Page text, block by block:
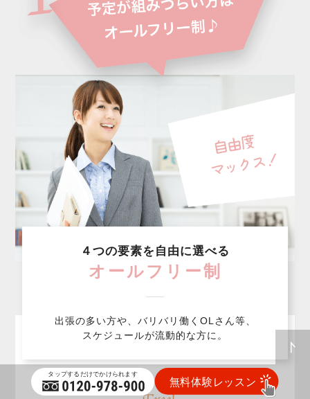
４つの要素を自由に選べる
オールフリー制
出張の多い方や、バリバリ働くOLさん等、
スケジュールが流動的な方に。